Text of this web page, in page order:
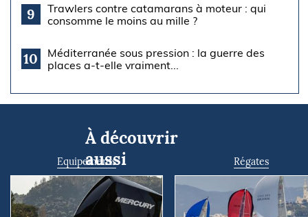
9
Trawlers contre catamarans à moteur : qui
consomme le moins au mille ?
10
Méditerranée sous pression : la guerre des
places a-t-elle vraiment...
À découvrir
aussi
Equipements Régates